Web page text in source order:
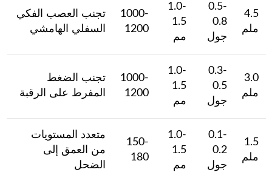
4.5
ملم
0.5-
0.8
جول
1.0-
1.5
مم
1000-
1200
تجنب العصب الفكي
السفلي الهامشي
3.0
ملم
0.3-
0.5
جول
1.0-
1.5
مم
1000-
1200
تجنب الضغط
المفرط على الرقبة
1.5
ملم
0.1-
0.2
جول
1.0-
1.5
مم
150-
180
متعدد المستويات
من العمق إلى
الضحل